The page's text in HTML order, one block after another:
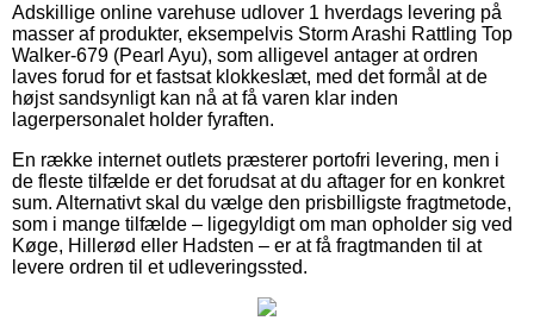
Adskillige online varehuse udlover 1 hverdags levering på
masser af produkter, eksempelvis Storm Arashi Rattling Top
Walker-679 (Pearl Ayu), som alligevel antager at ordren
laves forud for et fastsat klokkeslæt, med det formål at de
højst sandsynligt kan nå at få varen klar inden
lagerpersonalet holder fyraften.
En række internet outlets præsterer portofri levering, men i
de fleste tilfælde er det forudsat at du aftager for en konkret
sum. Alternativt skal du vælge den prisbilligste fragtmetode,
som i mange tilfælde – ligegyldigt om man opholder sig ved
Køge, Hillerød eller Hadsten – er at få fragtmanden til at
levere ordren til et udleveringssted.